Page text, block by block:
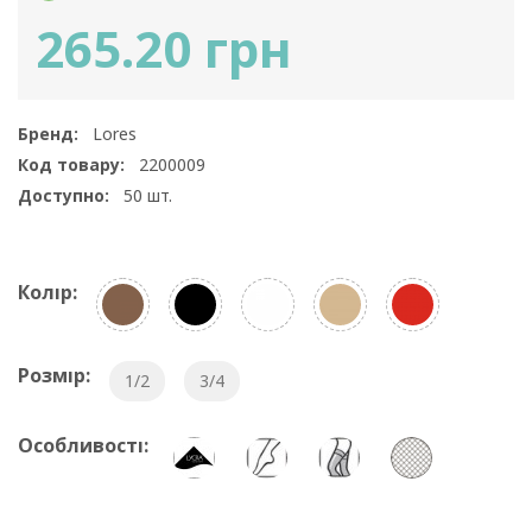
265.20 грн
Бренд:
Lores
Код товару:
2200009
Доступно:
50 шт.
Колір:
Розмір: 1/2 3/4
Особливості: